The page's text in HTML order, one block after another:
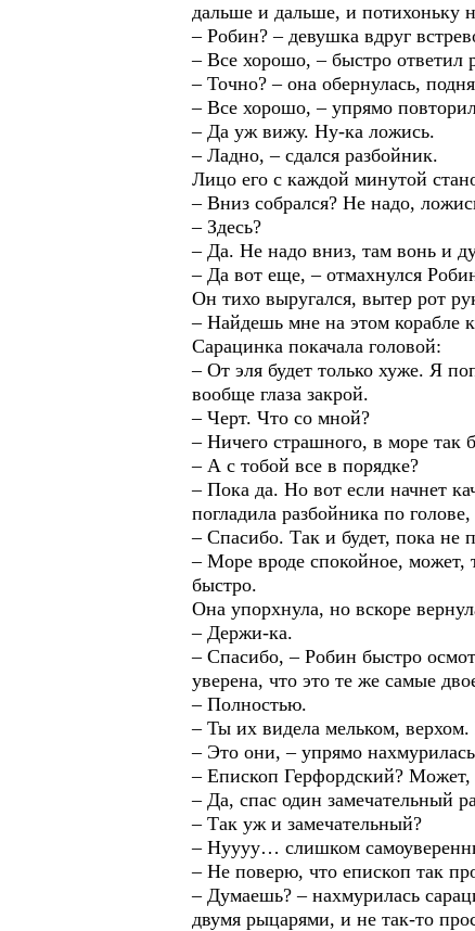
дальше и дальше, и потихоньку
– Робин? – девушка вдруг
– Все хорошо, – быстро ответил
– Точно? – она обернулась,
– Все хорошо, – упрямо
– Да уж вижу. Ну-ка ложись.
– Ладно, – сдался разбойник.
Лицо его с каждой минутой
– Вниз собрался? Не надо,
– Здесь?
– Да. Не надо вниз, там вонь и
– Да вот еще, – отмахнулся
Он тихо выругался, вытер рот
– Найдешь мне на этом корабле
Сарацинка покачала головой:
– От эля будет только хуже. Я
вообще глаза закрой.
– Черт. Что со мной?
– Ничего страшного, в море так
– А с тобой все в порядке?
– Пока да. Но вот если начнет
погладила разбойника по
– Спасибо. Так и будет, пока не
– Море вроде спокойное, может,
быстро.
Она упорхнула, но вскоре
– Держи-ка.
– Спасибо, – Робин быстро
уверена, что это те же самые
– Полностью.
– Ты их видела мельком,
– Это они, – упрямо
– Епископ Герфордский? Может,
– Да, спас один замечательный
– Так уж и замечательный?
– Нуууу… слишком
– Не поверю, что епископ так
– Думаешь? – нахмурилась
двумя рыцарями, и не так-то